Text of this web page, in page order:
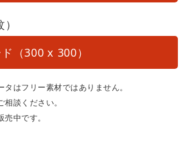
（300 x 300）
はフリー素材ではありません。
談ください。
中です。